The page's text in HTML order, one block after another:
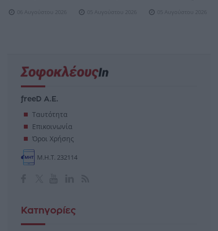
06 Αυγούστου 2026 05 Αυγούστου 2026 05 Αυγούστου 2026
freeD Α.Ε.
Ταυτότητα
Επικοινωνία
Όροι Χρήσης
Μ.Η.Τ. 232114
Κατηγορίες